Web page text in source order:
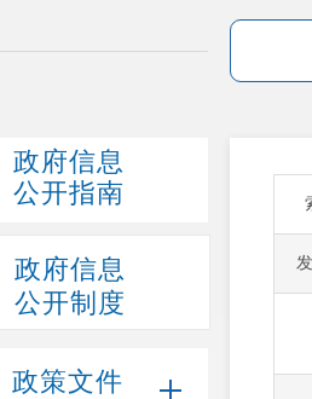
政府信息
公开指南
政府信息
公开制度
政策文件